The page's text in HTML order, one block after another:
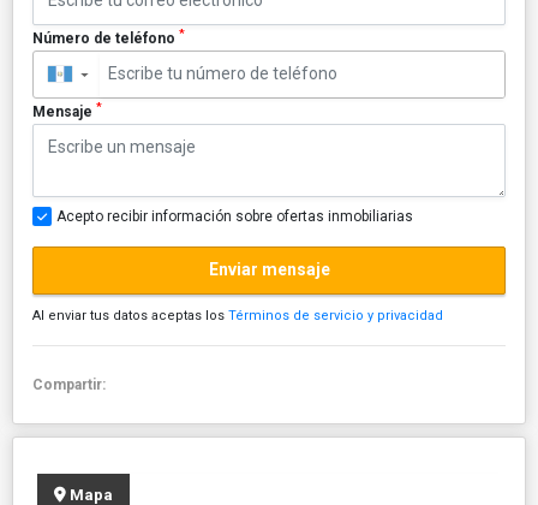
Número de teléfono *
▼
Mensaje *
Acepto recibir información sobre ofertas inmobiliarias
Enviar mensaje
Al enviar tus datos aceptas los Términos de servicio y privacidad
Compartir:
Mapa